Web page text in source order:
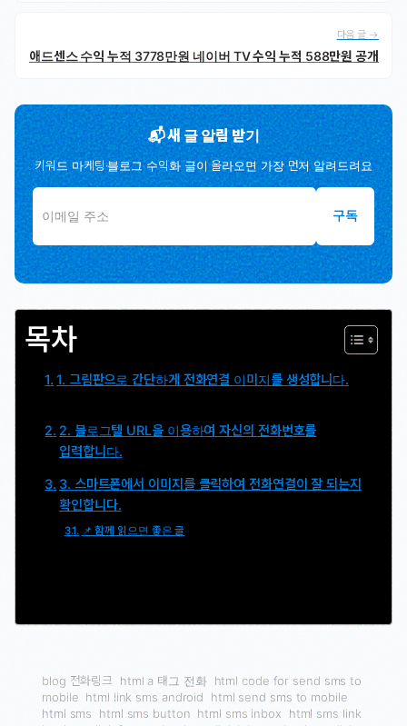
다음 글 →
애드센스 수익 누적 3778만원 네이버 TV 수익 누적 588만원 공개
📬 새 글 알림 받기
키워드 마케팅·블로그 수익화 글이 올라오면 가장 먼저 알려드려요
구독
목차
1. 그림판으로 간단하게 전화연결 이미지를 생성합니다.
2. 블로그텔 URL을 이용하여 자신의 전화번호를
입력합니다.
3. 스마트폰에서 이미지를 클릭하여 전화연결이 잘 되는지
확인합니다.
📌 함께 읽으면 좋은 글
blog 전화링크 html a 태그 전화 html code for send sms to
mobile html link sms android
html send sms to mobile
html sms
html sms button html sms inbox
html sms link